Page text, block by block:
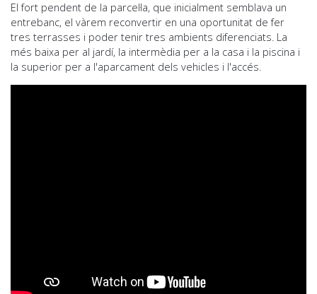
El fort pendent de la parcel·la, que inicialment semblava un
entrebanc, el vàrem reconvertir en una oportunitat de fer
tres terrasses i poder tenir tres ambients diferenciats. La
més baixa per al jardí, la intermèdia per a la casa i la piscina i
la superior per a l'aparcament dels vehicles i l'accés.